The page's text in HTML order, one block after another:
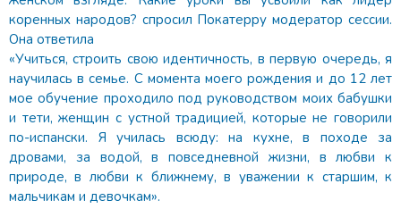
коренных народов? спросил Покатерру модератор сессии.
Она ответила
«Учиться, строить свою идентичность, в первую очередь, я
научилась в семье. С момента моего рождения и до 12 лет
мое обучение проходило под руководством моих бабушки
и тети, женщин с устной традицией, которые не говорили
по-испански. Я училась всюду: на кухне, в походе за
дровами, за водой, в повседневной жизни, в любви к
природе, в любви к ближнему, в уважении к старшим, к
мальчикам и девочкам».